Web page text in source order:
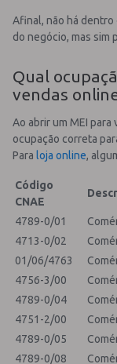
Afinal, não há dentro
do negócio, mas sim
Qual
vendas
Ao abrir um MEI
ocupação correta
Para loja online,
Código
CNAE
4789-0/01
4713-0/02
01/06/4763
4756-3/00
4789-0/04
4751-2/00
4789-0/05
4789-0/08